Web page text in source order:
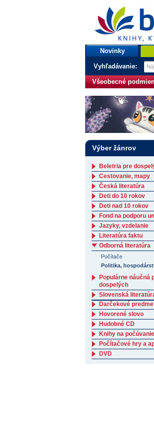
bux.sk
knihy, ktorými žijete
Úvodná stránka
Novinky
Vyhľadávanie:
Všeobecné
Výber žánrov
Beletria pre
Cestovanie, mapy
Česká literatúra
Deti do 10 rokov
Deti nad 10 rokov
Fond na podporu
Jazyky, vzdelanie
Literatúra faktu
Odborná literatúra
Počítače
Politika,
Populárne náučná
dospelých
Slovenská
Darčekové
Hovorené slovo
Hudobné CD
Knihy na počúvanie
Počítačové hry a
DVD